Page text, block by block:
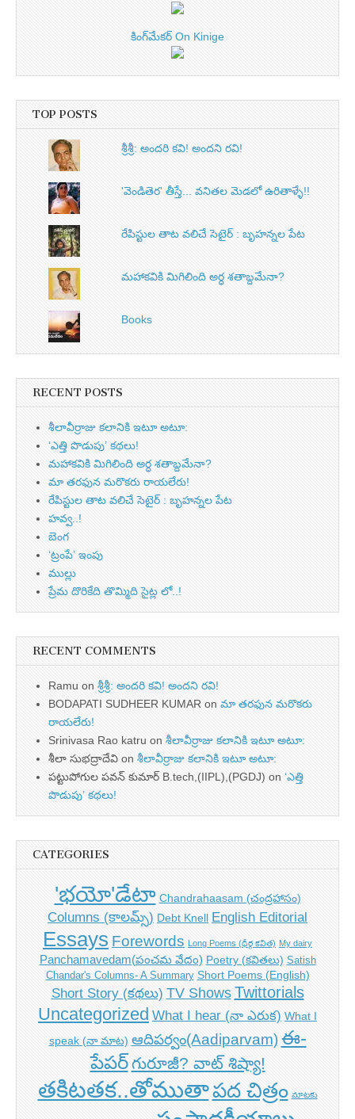
కింగ్‌మేకర్ On Kinige
TOP POSTS
శ్రీశ్రీ: అందరి కవి! అందని రవి!
'వెండితెర' తీస్తే... వనితల మెడలో ఉరితాళ్ళే!!
రేపిస్టుల తాట వలిచే సెటైర్ : బృహన్నల పేట
మహాకవికి మిగిలింది అర్ధ శతాబ్దమేనా?
Books
RECENT POSTS
శీలావీర్రాజు కలానికి ఇటూ అటూ:
‘ఎత్తి పొడుపు’ కథలు!
మహాకవికి మిగిలింది అర్ధ శతాబ్దమేనా?
మా తరఫున మరొకరు రాయలేరు!
రేపిస్టుల తాట వలిచే సెటైర్ : బృహన్నల పేట
హవ్వ..!
బెంగ
‘ట్రంపే’ ఇంపు
ముల్లు
ప్రేమ దొరికేది తొమ్మిది సైట్ల లో..!
RECENT COMMENTS
Ramu on శ్రీశ్రీ: అందరి కవి! అందని రవి!
BODAPATI SUDHEER KUMAR on మా తరఫున మరొకరు
రాయలేరు!
Srinivasa Rao katru on శీలావీర్రాజు కలానికి ఇటూ అటూ:
శీలా సుభద్రాదేవి on శీలావీర్రాజు కలానికి ఇటూ అటూ:
పట్టుపోగుల పవన్ కుమార్ B.tech,(IIPL),(PGDJ) on ‘ఎత్తి
పొడుపు’ కథలు!
CATEGORIES
'భయో'డేటా Chandrahaasam (చంద్రహాసం)
Columns (కాలమ్స్) Debt Knell English Editorial
Essays Forewords Long Poems (ధీర్గ కవిత) My dairy
Panchamavedam(పంచమ వేదం) Poetry (కవితలు) Satish
Chandar's Columns- A Summary Short Poems (English)
Short Story (కథలు) TV Shows Twittorials
Uncategorized What I hear (నా ఎరుక) What I
speak (నా మాట) ఆదిపర్వం(Aadiparvam) ఈ-
పేపర్గురూజీ? వాట్ శిష్యా!
తకిటతక..తోముతాపద చిత్రం మాటకు